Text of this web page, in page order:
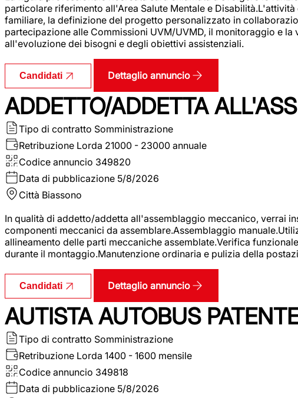
particolare riferimento all'Area Salute Mentale e
familiare, la definizione del progetto personalizzato in
partecipazione alle Commissioni UVM/UVMD, il monitoraggio e
all'evoluzione dei bisogni e degli obiettivi assistenziali.
Candidati Dettaglio annuncio
ADDETTO/ADDETTA
Tipo di contratto Somministrazione
Retribuzione Lorda 21000 - 23000 annuale
Codice annuncio 349820
Data di pubblicazione 5/8/2026
Città Biassono
In qualità di addetto/addetta all'assemblaggio meccanico, verrai
componenti meccanici da assemblare.Assemblaggio
allineamento delle parti meccaniche assemblate.Verifica
durante il montaggio.Manutenzione ordinaria e pulizia della
Candidati Dettaglio annuncio
AUTISTA AUTOBUS
Tipo di contratto Somministrazione
Retribuzione Lorda 1400 - 1600 mensile
Codice annuncio 349818
Data di pubblicazione 5/8/2026